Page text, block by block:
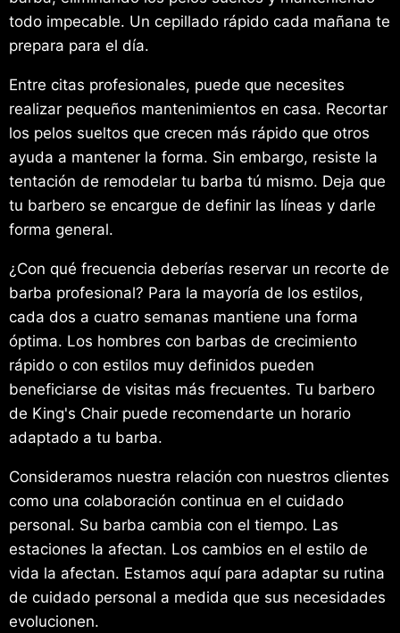
todo impecable. Un cepillado rápido cada mañana te
prepara para el día.
Entre citas profesionales, puede que necesites
realizar pequeños mantenimientos en casa. Recortar
los pelos sueltos que crecen más rápido que otros
ayuda a mantener la forma. Sin embargo, resiste la
tentación de remodelar tu barba tú mismo. Deja que
tu barbero se encargue de definir las líneas y darle
forma general.
¿Con qué frecuencia deberías reservar un recorte de
barba profesional? Para la mayoría de los estilos,
cada dos a cuatro semanas mantiene una forma
óptima. Los hombres con barbas de crecimiento
rápido o con estilos muy definidos pueden
beneficiarse de visitas más frecuentes. Tu barbero
de King's Chair puede recomendarte un horario
adaptado a tu barba.
Consideramos nuestra relación con nuestros clientes
como una colaboración continua en el cuidado
personal. Su barba cambia con el tiempo. Las
estaciones la afectan. Los cambios en el estilo de
vida la afectan. Estamos aquí para adaptar su rutina
de cuidado personal a medida que sus necesidades
evolucionen.